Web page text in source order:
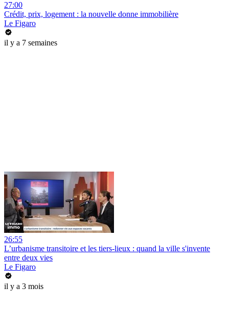
27:00
Crédit, prix, logement : la nouvelle donne immobilière
Le Figaro
il y a 7 semaines
26:55
L’urbanisme transitoire et les tiers-lieux : quand la ville s'invente
entre deux vies
Le Figaro
il y a 3 mois